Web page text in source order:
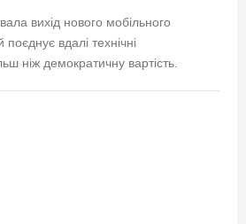
вихід нового мобільного
вдалі технічні
ніж демократичну вартість.